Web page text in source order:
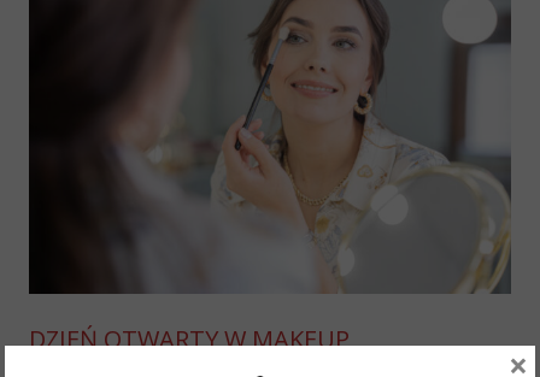
DZIEŃ OTWARTY W MAKEUP
MANUFACTURE ACADEMY – KOD
×